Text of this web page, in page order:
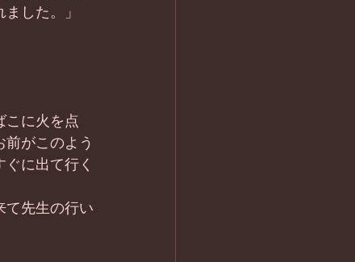
した。」
こに火を点
がこのよう
に出て行く
て先生の行い